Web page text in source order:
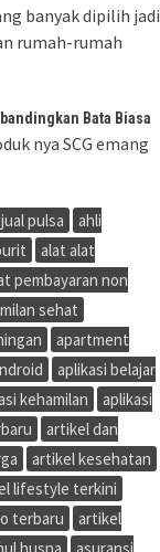
banyak dipilih jadi
rumah-rumah
Bata Biasa
nya SCG emang
pulsa
ahli
alat alat
pembayaran non
sehat
apartment
aplikasi belajar
kehamilan
aplikasi
artikel dan
artikel kesehatan
lifestyle terkini
terbaru
artikel
husna
asuransi